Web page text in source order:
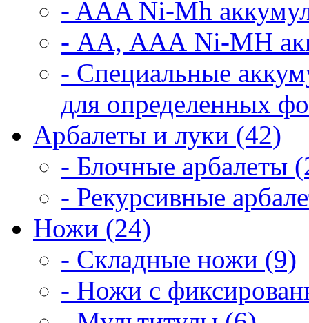
- AAA Ni-Mh
- АА, ААА Ni-MH
- Специальные
для определенных
Арбалеты и луки (42)
- Блочные арбалеты
- Рекурсивные
Ножи (24)
- Складные ножи (9)
- Ножи с